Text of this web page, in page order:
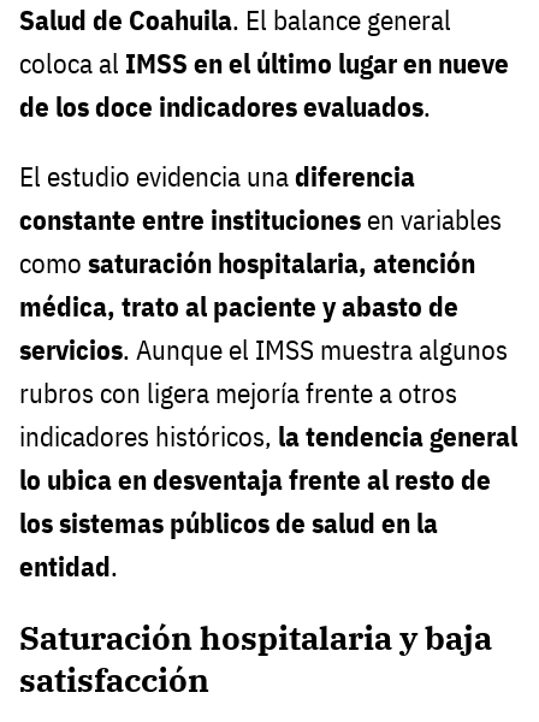
Salud de Coahuila. El balance general
coloca al IMSS en el último lugar en nueve
de los doce indicadores evaluados.
El estudio evidencia unadiferencia
constante entre instituciones en variables
como saturación hospitalaria, atención
médica, trato al paciente y abasto de
servicios. Aunque el IMSS muestra algunos
rubros con ligera mejoría frente a otros
indicadores históricos, la tendencia general
lo ubica en desventaja frente al resto de
los sistemas públicos de salud en la
entidad.
Saturación hospitalaria y baja
satisfacción